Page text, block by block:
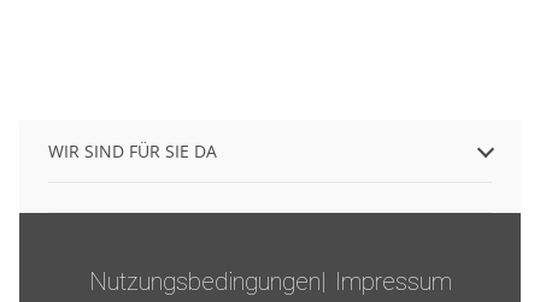
WIR SIND FÜR SIE DA
Nutzungsbedingungen Impressum